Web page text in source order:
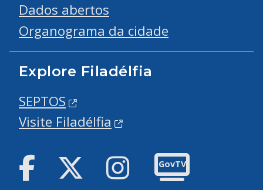
Dados abertos
Organograma da cidade
Explore Filadélfia
SEPTOS
Visite Filadélfia
Facebook Twitter Instagram
GovTV